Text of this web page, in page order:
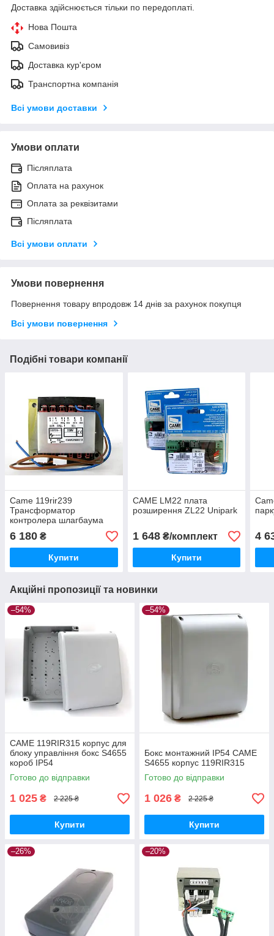
Доставка здійснюється тільки по передоплаті.
Нова Пошта
Самовивіз
Доставка кур'єром
Транспортна компанія
Всі умови доставки
Умови оплати
Післяплата
Оплата на рахунок
Оплата за реквізитами
Післяплата
Всі умови оплати
Умови повернення
Повернення товару впродовж 14 днів за рахунок покупця
Всі умови повернення
Подібні товари компанії
Came 119rir239
Трансформатор
контролера шлагбаума
6 180 ₴
Купити
CAME LM22 плата
розширення ZL22 Unipark
1 648₴/комплект
Купити
4
Акційні пропозиції та новинки
–54%
CAME 119RIR315 корпус для
блоку управління бокс S4655
короб IP54
Готово до відправки
1 025 ₴ 2 225 ₴
Купити
–54%
Бокс монтажний IP54 CAME
S4655 корпус 119RIR315
Готово до відправки
1 026 ₴ 2 225 ₴
Купити
–26% –20%